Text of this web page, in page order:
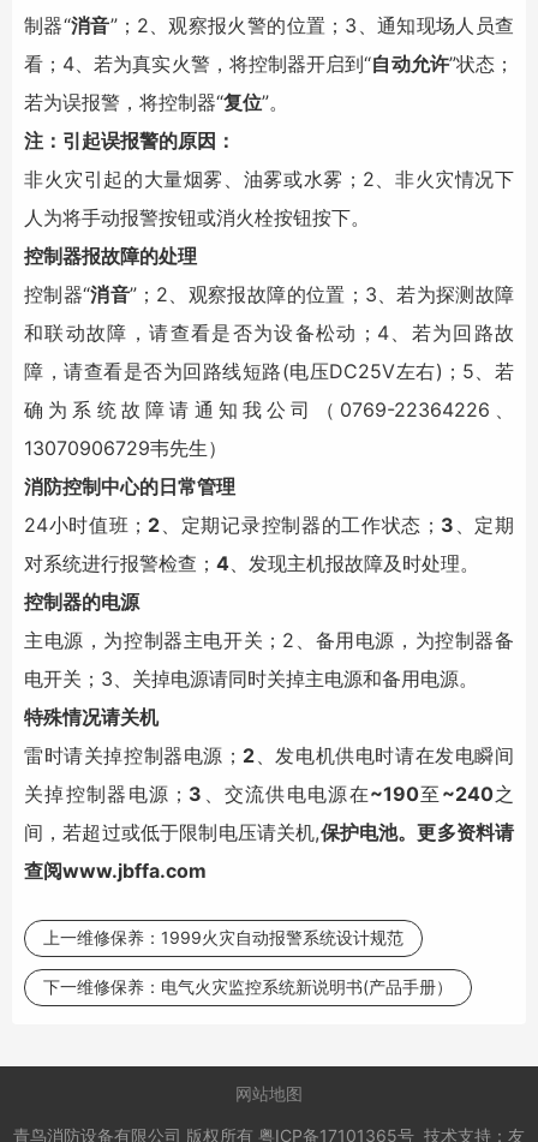
制器“消音”；2、观察报火警的位置；3、通知现场人员查
看；4、若为真实火警，将控制器开启到“自动允许”状态；
若为误报警，将控制器“复位”。
注：引起误报警的原因：
非火灾引起的大量烟雾、油雾或水雾；2、非火灾情况下
人为将手动报警按钮或消火栓按钮按下。
控制器报故障的处理
控制器“消音”；2、观察报故障的位置；3、若为探测故障
和联动故障，请查看是否为设备松动；4、若为回路故
障，请查看是否为回路线短路(电压DC25V左右)；5、若
确为系统故障请通知我公司（0769-22364226、
13070906729韦先生）
消防控制中心的日常管理
24小时值班； 2、定期记录控制器的工作状态； 3 、定期
对系统进行报警检查； 4、发现主机报故障及时处理。
控制器的电源
主电源，为控制器主电开关；2、备用电源，为控制器备
电开关；3、关掉电源请同时关掉主电源和备用电源。
特殊情况请关机
雷时请关掉控制器电源； 2、发电机供电时请在发电瞬间
关掉控制器电源； 3 、交流供电电源在~190至 ~240之
间，若超过或低于限制电压请关机,保护电池。更多资料请
查阅www.jbffa.com
上一维修保养： 1999火灾自动报警系统设计规范
下一维修保养： 电气火灾监控系统新说明书(产品手册）
网站地图
青鸟消防设备有限公司 版权所有 粤ICP备17101365号 技术支持： 友